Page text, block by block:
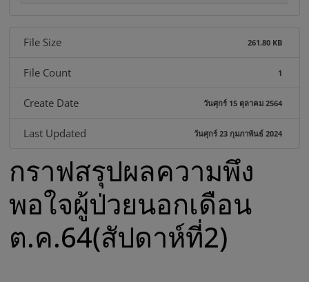
ส
ม
ด็
จ
พ
ร
File Size 261.80 KB
File Count 1
Create Date วันศุกร์ 15 ตุลาคม 2564
Last Updated วันศุกร์ 23 กุมภาพันธ์ 2024
กราฟสรุปผลความพึง
พอใจผู้ป่วยนอกเดือน
ต.ค.64(สัปดาห์ที่2)